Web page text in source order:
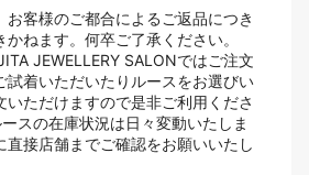
お客様のご都合によるご返品につき
かねます。何卒ご了承ください。
JEWELLERY SALONではご注文
試着いただいたりルースをお選びい
いただけますので是非ご利用くださ
スの在庫状況は日々変動いたしま
直接店舗までご確認をお願いいたし